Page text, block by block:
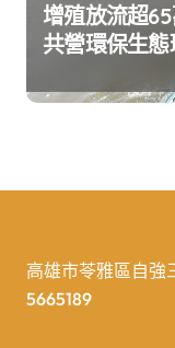
增殖放流超
共營環保生態
高雄市苓雅區自強
5665189